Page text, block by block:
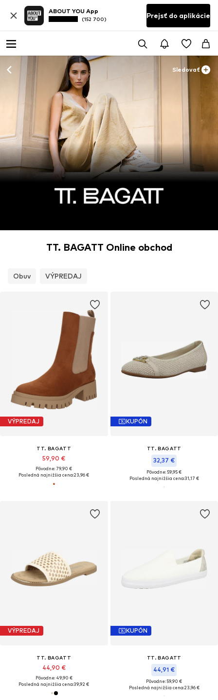
ABOUT YOU App
(152 700) Prejsť do aplikácie
Sledovať
TT. BAGATT Online obchod
Obuv VÝPREDAJ
VÝPREDAJ
TT. BAGATT
59,90 €
Pôvodne: 79,90 €
Posledná najnižšia cena:23,96 €
KUPÓN
TT. BAGATT
32,37 €
Pôvodne: 59,95 €
Posledná najnižšia cena:31,17 €
VÝPREDAJ
TT. BAGATT
44,90 €
Pôvodne: 49,90 €
Posledná najnižšia cena:39,92 €
KUPÓN
TT. BAGATT
44,91 €
Pôvodne: 59,90 €
Posledná najnižšia cena:23,96 €